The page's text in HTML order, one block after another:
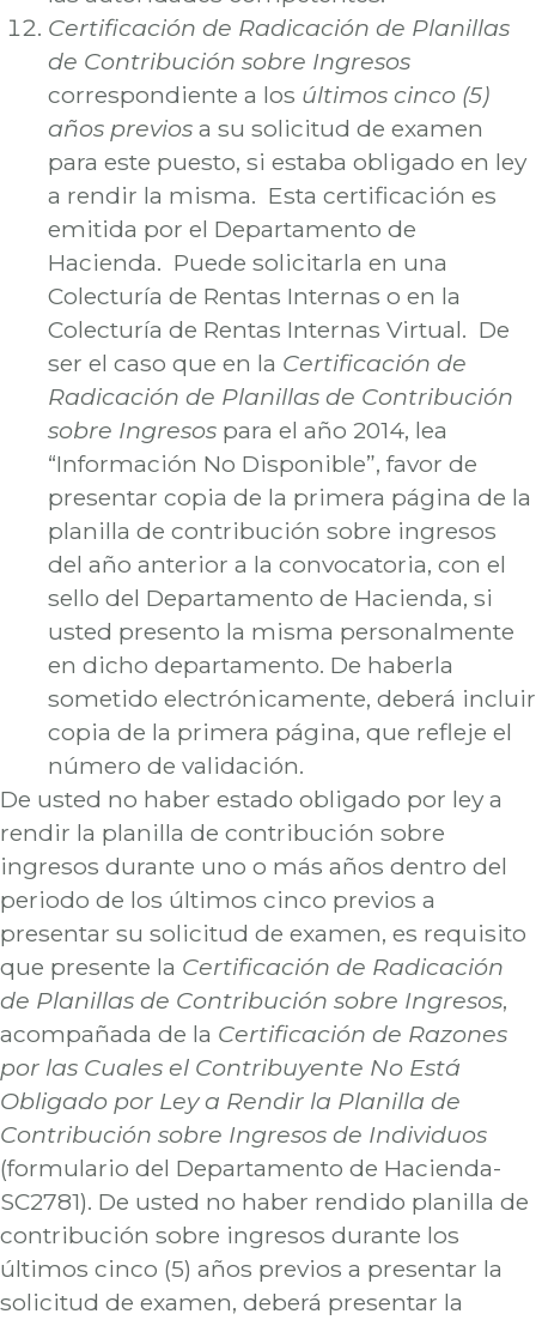
Certificación de Radicación de Planillas
de Contribución sobre Ingresos
correspondiente a los últimos cinco (5)
años previos a su solicitud de examen
para este puesto, si estaba obligado en ley
a rendir la misma. Esta certificación es
emitida por el Departamento de
Hacienda. Puede solicitarla en una
Colecturía de Rentas Internas o en la
Colecturía de Rentas Internas Virtual. De
ser el caso que en la Certificación de
Radicación de Planillas de Contribución
sobre Ingresos para el año 2014, lea
“Información No Disponible”, favor de
presentar copia de la primera página de la
planilla de contribución sobre ingresos
del año anterior a la convocatoria, con el
sello del Departamento de Hacienda, si
usted presento la misma personalmente
en dicho departamento. De haberla
sometido electrónicamente, deberá incluir
copia de la primera página, que refleje el
número de validación.
De usted no haber estado obligado por ley a
rendir la planilla de contribución sobre
ingresos durante uno o más años dentro del
periodo de los últimos cinco previos a
presentar su solicitud de examen, es requisito
que presente la Certificación de Radicación
de Planillas de Contribución sobre Ingresos,
acompañada de la Certificación de Razones
por las Cuales el Contribuyente No Está
Obligado por Ley a Rendir la Planilla de
Contribución sobre Ingresos de Individuos
(formulario del Departamento de Hacienda-
SC2781). De usted no haber rendido planilla de
contribución sobre ingresos durante los
últimos cinco (5) años previos a presentar la
solicitud de examen, deberá presentar la